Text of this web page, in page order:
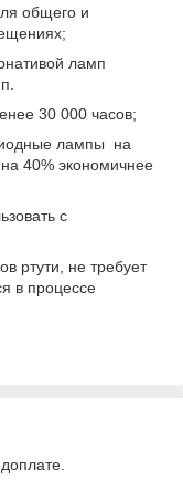
общего и
ламп
30 000 часов;
лампы на
40% экономичнее
с
ртути, не требует
в процессе